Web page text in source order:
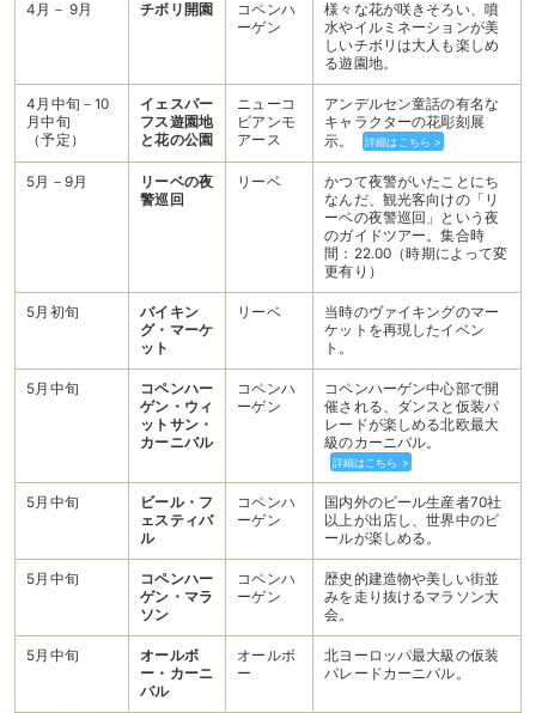
4月－ 9月 チボリ開園
コペンハ
ーゲン
様々な花が咲きそろい、噴
水やイルミネーションが美
しいチボリは大人も楽しめ
る遊園地。
4月中旬－10
月中旬
（予定）
イェスパー
フス遊園地
と花の公園
ニューコ
ビアンモ
アース
アンデルセン童話の有名な
キャラクターの花彫刻展
示。
詳細はこちら >
5月－9月
リーベの夜
警巡回
リーベ
かつて夜警がいたことにち
なんだ、観光客向けの「リ
ーベの夜警巡回」という夜
のガイドツアー。集合時
間：22.00（時期によって変
更有り）
5月初旬
バイキン
グ・マーケ
ット
リーベ
当時のヴァイキングのマー
ケットを再現したイベン
ト。
5月中旬
コペンハー
ゲン・ウィ
ットサン・
カーニバル
コペンハ
ーゲン
コペンハーゲン中心部で開
催される、ダンスと仮装パ
レードが楽しめる北欧最大
級のカーニバル。
詳細はこちら >
5月中旬
ビール・フ
ェスティバ
ル
コペンハ
ーゲン
国内外のビール生産者70社
以上が出店し、世界中のビ
ールが楽しめる。
5月中旬
コペンハー
ゲン・マラ
ソン
コペンハ
ーゲン
歴史的建造物や美しい街並
みを走り抜けるマラソン大
会。
5月中旬
オールボ
ー・カーニ
バル
オールボ
ー
北ヨーロッパ最大級の仮装
パレードカーニバル。